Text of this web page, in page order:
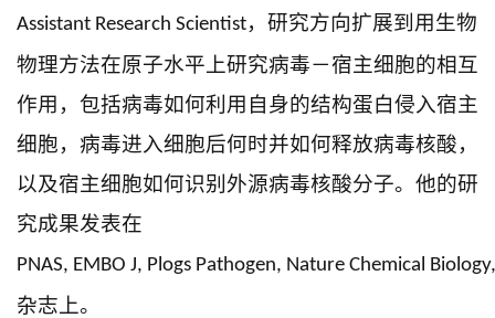
Assistant Research Scientist，研究方向扩展到用生物
物理方法在原子水平上研究病毒－宿主细胞的相互
作用，包括病毒如何利用自身的结构蛋白侵入宿主
细胞，病毒进入细胞后何时并如何释放病毒核酸，
以及宿主细胞如何识别外源病毒核酸分子。他的研
究成果发表在
PNAS, EMBO J, Plogs Pathogen, Nature Chemical
杂志上。